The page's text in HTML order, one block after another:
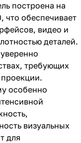
построена на
что обеспечивает
видео и
деталей.
требующих
особенно
визуальных
для